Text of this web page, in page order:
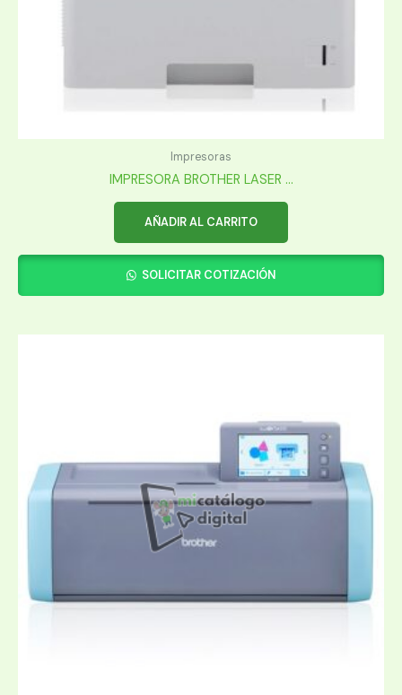
Impresoras
IMPRESORA BROTHER LASER ...
AÑADIR AL CARRITO
SOLICITAR COTIZACIÓN